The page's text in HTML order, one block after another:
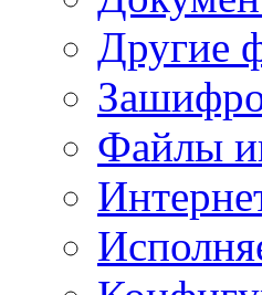
Другие
Файлы